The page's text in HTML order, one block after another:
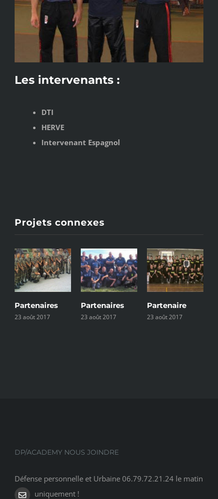
Les intervenants :
DTI
HERVE
Intervenant Espagnol
Projets connexes
Partenaires
23 août 2017
Partenaires
23 août 2017
Partenaire
23 août 2017
DP/ACADEMY NOUS JOINDRE
Défense personnelle et Urbaine 06.79.72.21.24 le matin
uniquement !